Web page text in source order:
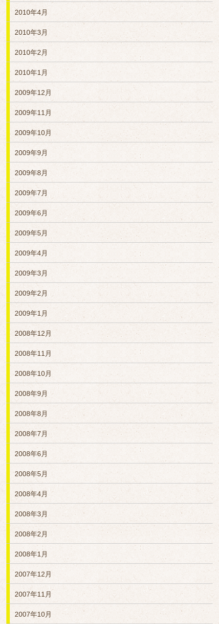
2010年4月
2010年3月
2010年2月
2010年1月
2009年12月
2009年11月
2009年10月
2009年9月
2009年8月
2009年7月
2009年6月
2009年5月
2009年4月
2009年3月
2009年2月
2009年1月
2008年12月
2008年11月
2008年10月
2008年9月
2008年8月
2008年7月
2008年6月
2008年5月
2008年4月
2008年3月
2008年2月
2008年1月
2007年12月
2007年11月
2007年10月